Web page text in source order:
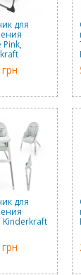
для
Pink,
для
Kinderkraft